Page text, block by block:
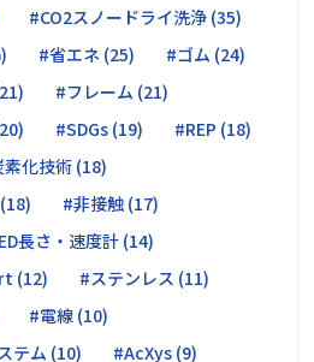
#CO2スノードライ洗浄 (35)
#省エネ (25)
#ゴム (24)
#フレーム (21)
#SDGs (19)
#REP (18)
化技術 (18)
#非接触 (17)
長さ・速度計 (14)
(12)
#ステンレス (11)
#電線 (10)
テム (10)
#AcXys (9)